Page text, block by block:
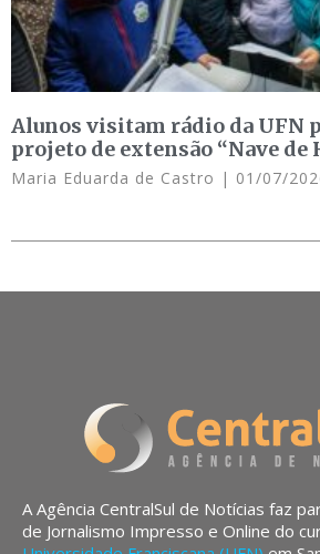
Alunos visitam rádio da UFN
projeto de extensão “Nave de
Maria Eduarda de Castro 01/07/
A Agência CentralSul de Notícias faz
de Jornalismo Impresso e Online do